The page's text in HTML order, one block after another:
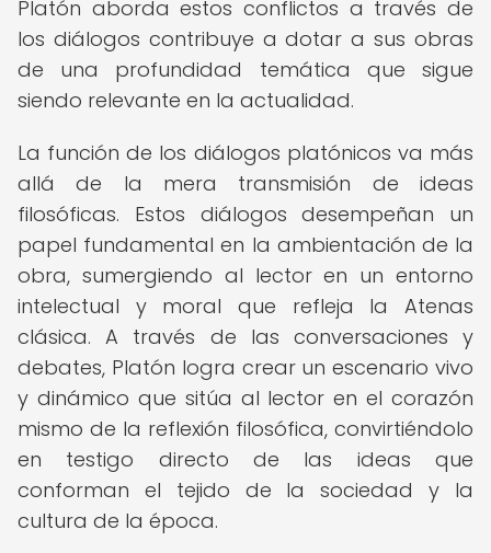
Platón aborda estos conflictos a través de
los diálogos contribuye a dotar a sus obras
de una profundidad temática que sigue
siendo relevante en la actualidad.
La función de los diálogos platónicos va más
allá de la mera transmisión de ideas
filosóficas. Estos diálogos desempeñan un
papel fundamental en la ambientación de la
obra, sumergiendo al lector en un entorno
intelectual y moral que refleja la Atenas
clásica. A través de las conversaciones y
debates, Platón logra crear un escenario vivo
y dinámico que sitúa al lector en el corazón
mismo de la reflexión filosófica, convirtiéndolo
en testigo directo de las ideas que
conforman el tejido de la sociedad y la
cultura de la época.